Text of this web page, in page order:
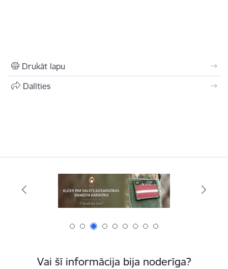
Drukāt lapu
Dalīties
Vai šī informācija bija noderīga?